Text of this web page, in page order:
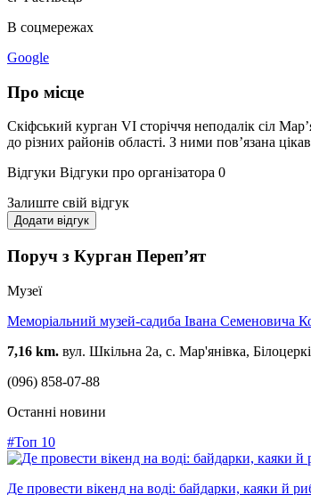
В соцмережах
Google
Про місце
Скіфський курган VI сторіччя неподалік сіл
до різних районів області. З ними пов’язана
Відгуки Відгуки про організатора 0
Залиште свій відгук
Додати відгук
Поруч з Курган Переп’ят
Музеї
Меморіальний музей-садиба Івана Семеновича
7,16 km. вул. Шкільна 2а, с. Мар'янівка,
(096) 858-07-88
Останні новини
#Топ 10
Де провести вікенд на воді: байдарки, каяки й